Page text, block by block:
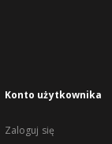
Konto użytkownika
Zaloguj się